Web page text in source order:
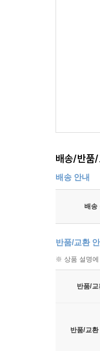
배송/반품/
배송 안내
배송
반품/교환
※ 상품 설명에
반품/교
반품/교